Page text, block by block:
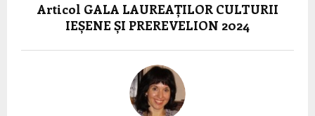
Articol GALA LAUREAȚILOR CULTURII
IEȘENE ȘI PREREVELION 2024